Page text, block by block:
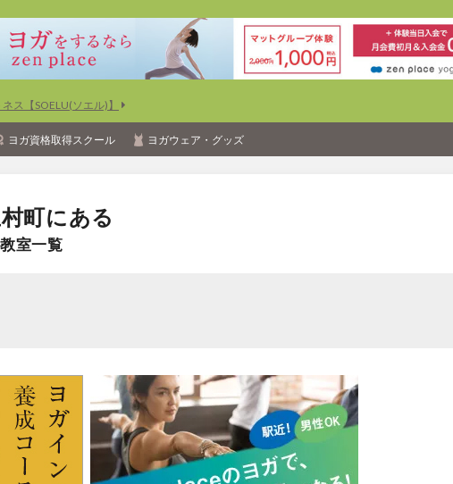
ス【SOELU(ソエル)】
ヨガ資格取得スクール ヨガウェア・グッズ
町にある
室一覧